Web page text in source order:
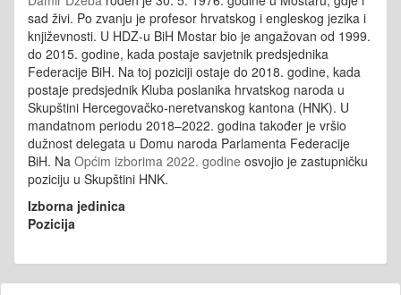
sad živi. Po zvanju je profesor hrvatskog i engleskog jezika i
književnosti. U HDZ-u BiH Mostar bio je angažovan od 1999.
do 2015. godine, kada postaje savjetnik predsjednika
Federacije BiH. Na toj poziciji ostaje do 2018. godine, kada
postaje predsjednik Kluba poslanika hrvatskog naroda u
Skupštini Hercegovačko-neretvanskog kantona (HNK). U
mandatnom periodu 2018–2022. godina također je vršio
dužnost delegata u Domu naroda Parlamenta Federacije
BiH. Na Općim izborima 2022. godine osvojio je zastupničku
poziciju u Skupštini HNK.
Izborna jedinica
Pozicija